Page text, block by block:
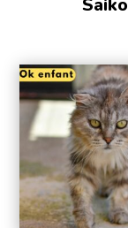
Saiko